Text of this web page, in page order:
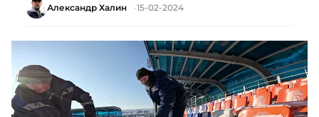
Александр Халин 15-02-2024